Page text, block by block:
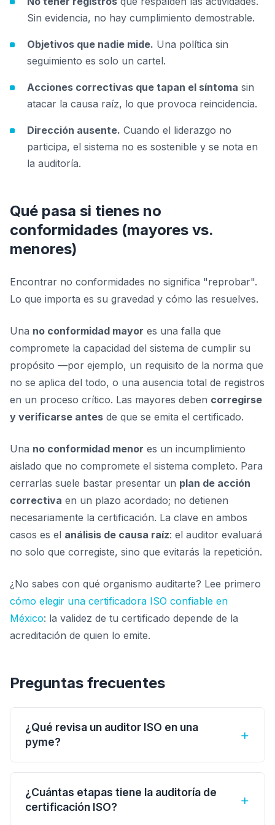
Sin evidencia, no hay cumplimiento demostrable.
Objetivos que nadie mide. Una política sin
seguimiento es solo un cartel.
Acciones correctivas que tapan el síntoma sin
atacar la causa raíz, lo que provoca reincidencia.
Dirección ausente. Cuando el liderazgo no
participa, el sistema no es sostenible y se nota en
la auditoría.
Qué pasa si tienes no
conformidades (mayores vs.
menores)
Encontrar no conformidades no significa "reprobar".
Lo que importa es su gravedad y cómo las resuelves.
Una no conformidad mayor es una falla que
compromete la capacidad del sistema de cumplir su
propósito —por ejemplo, un requisito de la norma que
no se aplica del todo, o una ausencia total de registros
en un proceso crítico. Las mayores deben corregirse
y verificarse antes de que se emita el certificado.
Una no conformidad menor es un incumplimiento
aislado que no compromete el sistema completo. Para
cerrarlas suele bastar presentar un plan de acción
correctiva en un plazo acordado; no detienen
necesariamente la certificación. La clave en ambos
casos es el análisis de causa raíz: el auditor evaluará
no solo que corregiste, sino que evitarás la repetición.
¿No sabes con qué organismo auditarte? Lee primero
cómo elegir una certificadora ISO confiable en
México: la validez de tu certificado depende de la
acreditación de quien lo emite.
Preguntas frecuentes
¿Qué revisa un auditor ISO en una
pyme?
+
Lo mismo que en una empresa grande, pero a
escala: que la dirección lidere el sistema, que
los procesos clave estén definidos y se sigan,
¿Cuántas etapas tiene la auditoría de
certificación ISO?
+